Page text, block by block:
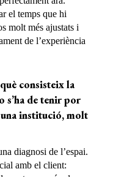
el temps que hi
molt més ajustats i
de l’experiència
consisteix la
s’ha de tenir por
una institució, molt
diagnosi de l’espai.
amb el client: